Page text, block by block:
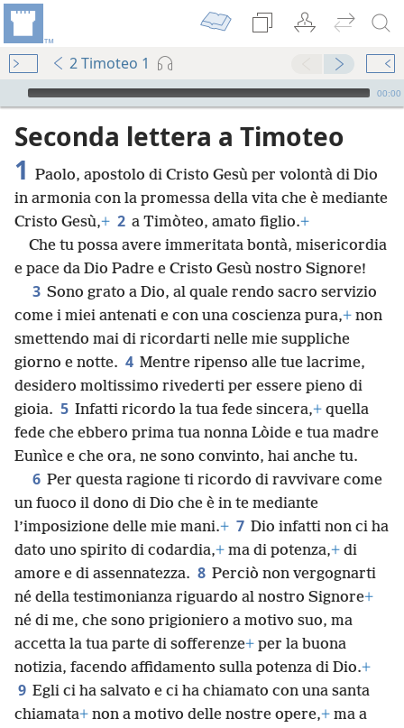
2 Timoteo 1
Audio Player
00:00
Seconda lettera a Timoteo
1 Paolo, apostolo di Cristo Gesù per volontà di Dio
in armonia con la promessa della vita che è mediante
Cristo Gesù,+ 2 a Timòteo, amato figlio.+
Che tu possa avere immeritata bontà, misericordia
e pace da Dio Padre e Cristo Gesù nostro Signore!
3 Sono grato a Dio, al quale rendo sacro servizio
come i miei antenati e con una coscienza pura,+ non
smettendo mai di ricordarti nelle mie suppliche
giorno e notte. 4 Mentre ripenso alle tue lacrime,
desidero moltissimo rivederti per essere pieno di
gioia. 5 Infatti ricordo la tua fede sincera,+ quella
fede che ebbero prima tua nonna Lòide e tua madre
Eunìce e che ora, ne sono convinto, hai anche tu.
6 Per questa ragione ti ricordo di ravvivare come
un fuoco il dono di Dio che è in te mediante
l’imposizione delle mie mani.+ 7 Dio infatti non ci ha
dato uno spirito di codardia,+ ma di potenza,+ di
amore e di assennatezza. 8 Perciò non vergognarti
né della testimonianza riguardo al nostro Signore+
né di me, che sono prigioniero a motivo suo, ma
accetta la tua parte di sofferenze+ per la buona
notizia, facendo affidamento sulla potenza di Dio.+
9 Egli ci ha salvato e ci ha chiamato con una santa
chiamata+ non a motivo delle nostre opere,+ ma a